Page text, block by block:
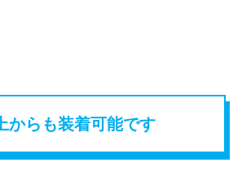
からも装着可能です